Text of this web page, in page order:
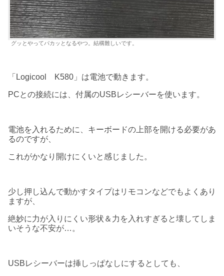
グッとやってパカッとなるやつ。結構難しいです。
「Logicool K580」は電池で動きます。
PCとの接続には、付属のUSBレシーバーを使います。
電池を入れるために、キーボードの上部を開ける必要があ
るのですが、
これがかなり開けにくいと感じました。
少し押し込んで動かすタイプはリモコンなどでもよくあり
ますが、
絶妙に力が入りにくい形状＆力を入れすぎると壊してしま
いそうな不安が…。
USBレシーバーは挿しっぱなしにするとしても、